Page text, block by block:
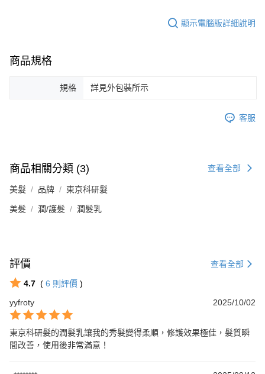
顯示電腦版詳細說明
商品規格
規格 詳見外包裝所示
客服
商品相關分類 (3) 查看全部
美髮 品牌 東京科研髮
美髮 潤/護髮 潤髮乳
評價 查看全部
4.7 ( 6 則評價 )
yyfroty
2025/10/02
東京科研髮的潤髮乳讓我的秀髮變得柔順，修護效果極佳，髮質瞬
間改善，使用後非常滿意！